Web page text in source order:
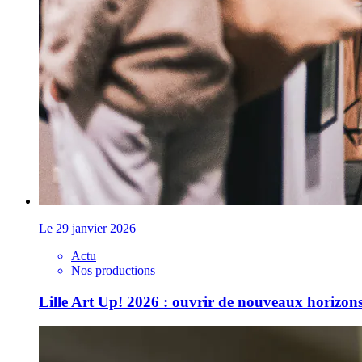
Le 29 janvier 2026
Actu
Nos productions
Lille Art Up! 2026 : ouvrir de nouveaux